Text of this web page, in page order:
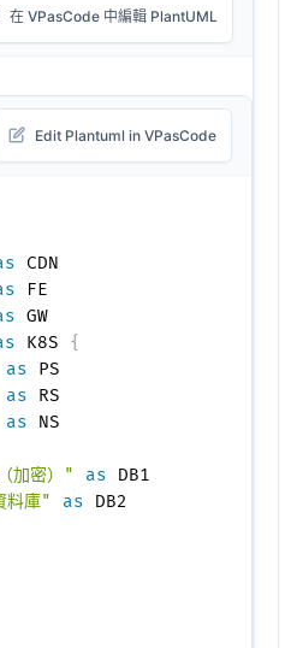
在 VPasCode 中編輯 PlantUML
Edit Plantuml in VPasCode
CDN
FE
GW
K8S {
as PS
as RS
as
加密）" as DB1
料庫" as DB2